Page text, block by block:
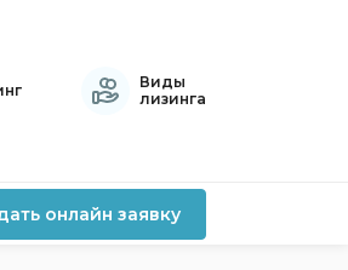
Виды
лизинга
онлайн заявку